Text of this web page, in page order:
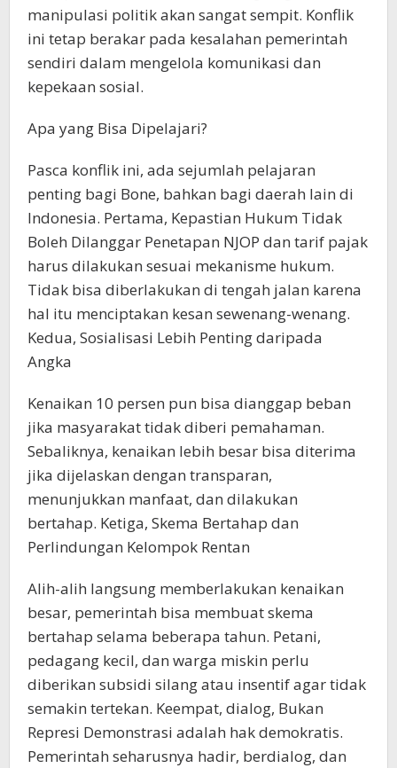
manipulasi politik akan sangat sempit. Konflik
ini tetap berakar pada kesalahan pemerintah
sendiri dalam mengelola komunikasi dan
kepekaan sosial.
Apa yang Bisa Dipelajari?
Pasca konflik ini, ada sejumlah pelajaran
penting bagi Bone, bahkan bagi daerah lain di
Indonesia. Pertama, Kepastian Hukum Tidak
Boleh Dilanggar Penetapan NJOP dan tarif pajak
harus dilakukan sesuai mekanisme hukum.
Tidak bisa diberlakukan di tengah jalan karena
hal itu menciptakan kesan sewenang-wenang.
Kedua, Sosialisasi Lebih Penting daripada
Angka
Kenaikan 10 persen pun bisa dianggap beban
jika masyarakat tidak diberi pemahaman.
Sebaliknya, kenaikan lebih besar bisa diterima
jika dijelaskan dengan transparan,
menunjukkan manfaat, dan dilakukan
bertahap. Ketiga, Skema Bertahap dan
Perlindungan Kelompok Rentan
Alih-alih langsung memberlakukan kenaikan
besar, pemerintah bisa membuat skema
bertahap selama beberapa tahun. Petani,
pedagang kecil, dan warga miskin perlu
diberikan subsidi silang atau insentif agar tidak
semakin tertekan. Keempat, dialog, Bukan
Represi Demonstrasi adalah hak demokratis.
Pemerintah seharusnya hadir, berdialog, dan